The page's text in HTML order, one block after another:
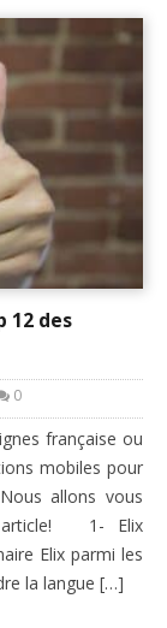
12 des
0
française ou
mobiles pour
allons vous
article! 1- Elix
Elix parmi les
la langue […]